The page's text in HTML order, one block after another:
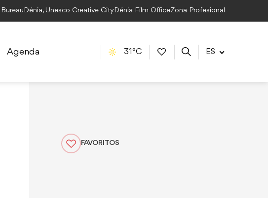
Dénia, Unesco Creative CityDénia Film OfficeZona Profesional
Agenda 31°C ES
FAVORITOS